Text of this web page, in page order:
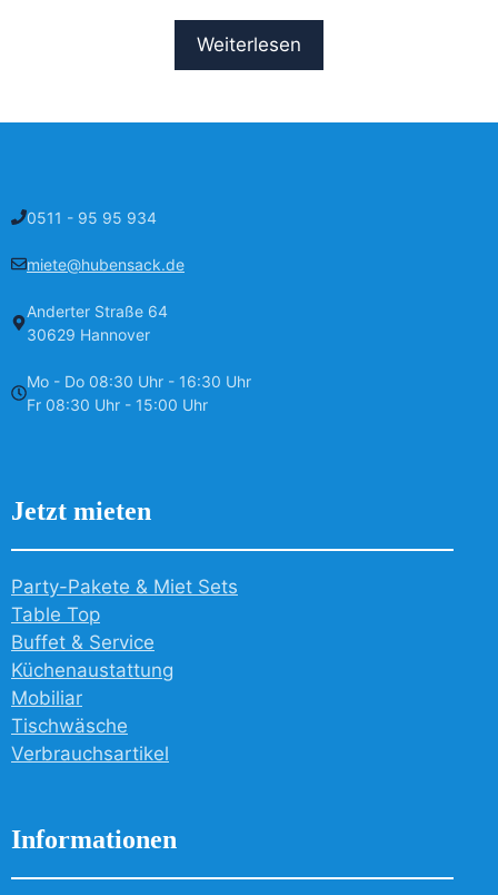
Weiterlesen
0511 - 95 95 934
miete@hubensack.de
Anderter Straße 64
30629 Hannover
Mo - Do 08:30 Uhr - 16:30 Uhr
Fr 08:30 Uhr - 15:00 Uhr
Jetzt mieten
Party-Pakete & Miet Sets
Table Top
Buffet & Service
Küchenaustattung
Mobiliar
Tischwäsche
Verbrauchsartikel
Informationen